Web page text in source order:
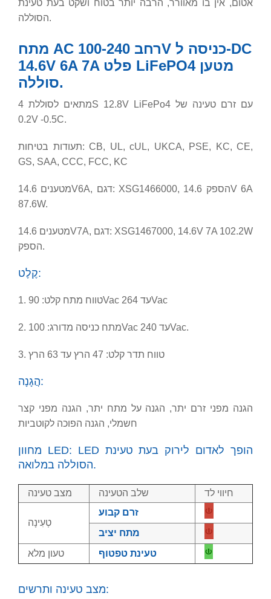
אטום, אין בו מאוורר, הרבה יותר בטוח ושקט בעת טעינת
הסוללה.
מתח AC רחב 100-240V כניסה ל-DC
14.6V 6A 7A פלט LiFePO4 מטען
סוללה.
מתאים לסוללת 4S 12.8V LiFePo4 עם זרם טעינה של
0.2V -0.5C.
תעודות בטיחות: CB, UL, cUL, UKCA, PSE, KC, CE,
GS, SAA, CCC, FCC, KC
מטענים 14.6V6A, דגם: XSG1466000, הספק 14.6V 6A
87.6W.
מטענים 14.6V7A, דגם: XSG1467000, 14.6V 7A 102.2W
הספק.
קֶלֶט:
1. טווח מתח קלט: 90Vac עד 264Vac
2. מתח כניסה מדורג: 100Vac עד 240Vac.
3. טווח תדר קלט: 47 הרץ עד 63 הרץ
הֲגָנָה:
הגנה מפני זרם יתר, הגנה על מתח יתר, הגנה מפני קצר
חשמלי, הגנה הפוכה לקוטביות
מחוון LED: LED הופך לאדום לירוק בעת טעינת
הסוללה במלואה.
מצב טעינה שלב הטעינה חיווי לד
טְעִינָה
זרם קבוע
מתח יציב
טעון מלא
טעינת טפטוף
מצב טעינה ותרשים: